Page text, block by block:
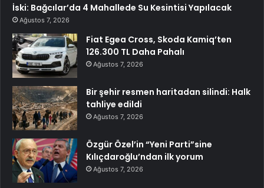
İski: Bağcılar’da 4 Mahallede Su Kesintisi Yapılacak
Ağustos 7, 2026
Fiat Egea Cross, Skoda Kamiq’ten
126.300 TL Daha Pahalı
Ağustos 7, 2026
Bir şehir resmen haritadan silindi: Halk
tahliye edildi
Ağustos 7, 2026
Özgür Özel’in “Yeni Parti”sine
Kılıçdaroğlu’ndan ilk yorum
Ağustos 7, 2026